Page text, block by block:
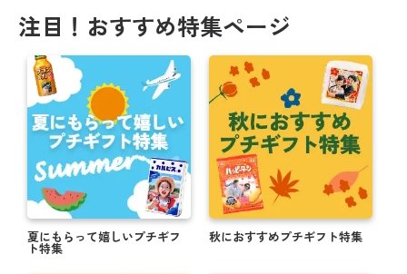
母の日にオリジナルお菓子で感謝を伝えよう
思い出をカタチに！卒業送別におすすめギフト
【注文期日間近】バレンタインまでに間に合う商
品！！
オリジナルギフトでバレンタインを楽しもう！
対象商品購入者全員 お年賀キャンペーン実施中！
＼ 新米でお届け！ ／ 米デコギフト ☆ミ
注目！おすすめ特集ページ
夏にもらって嬉しいプチギフ
ト特集
秋におすすめプチギフト特集